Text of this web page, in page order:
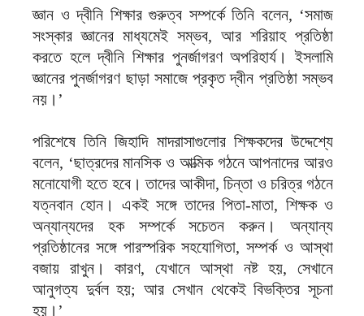
জ্ঞান ও দ্বীনি শিক্ষার গুরুত্ব সম্পর্কে তিনি বলেন, ‘সমাজ
সংস্কার জ্ঞানের মাধ্যমেই সম্ভব, আর শরিয়াহ প্রতিষ্ঠা
করতে হলে দ্বীনি শিক্ষার পুনর্জাগরণ অপরিহার্য। ইসলামি
জ্ঞানের পুনর্জাগরণ ছাড়া সমাজে প্রকৃত দ্বীন প্রতিষ্ঠা সম্ভব
নয়।’
পরিশেষে তিনি জিহাদি মাদরাসাগুলোর শিক্ষকদের উদ্দেশ্যে
বলেন, ‘ছাত্রদের মানসিক ও আত্মিক গঠনে আপনাদের আরও
মনোযোগী হতে হবে। তাদের আকীদা, চিন্তা ও চরিত্র গঠনে
যত্নবান হোন। একই সঙ্গে তাদের পিতা-মাতা, শিক্ষক ও
অন্যান্যদের হক সম্পর্কে সচেতন করুন। অন্যান্য
প্রতিষ্ঠানের সঙ্গে পারস্পরিক সহযোগিতা, সম্পর্ক ও আস্থা
বজায় রাখুন। কারণ, যেখানে আস্থা নষ্ট হয়, সেখানে
আনুগত্য দুর্বল হয়; আর সেখান থেকেই বিভক্তির সূচনা
হয়।’